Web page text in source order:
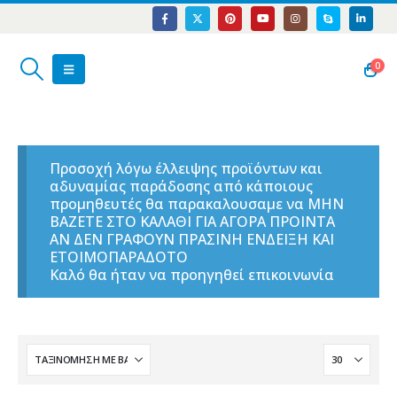
0
Προσοχή λόγω έλλειψης προϊόντων και
αδυναμίας παράδοσης από κάποιους
προμηθευτές θα παρακαλουσαμε να ΜΗΝ
ΒΑΖΕΤΕ ΣΤΟ ΚΑΛΑΘΙ ΓΙΑ ΑΓΟΡΑ ΠΡΟΙΝΤΑ
ΑΝ ΔΕΝ ΓΡΑΦΟΥΝ ΠΡΑΣΙΝΗ ΕΝΔΕΙΞΗ ΚΑΙ
ΕΤΟΙΜΟΠΑΡΑΔΟΤΟ
Καλό θα ήταν να προηγηθεί επικοινωνία